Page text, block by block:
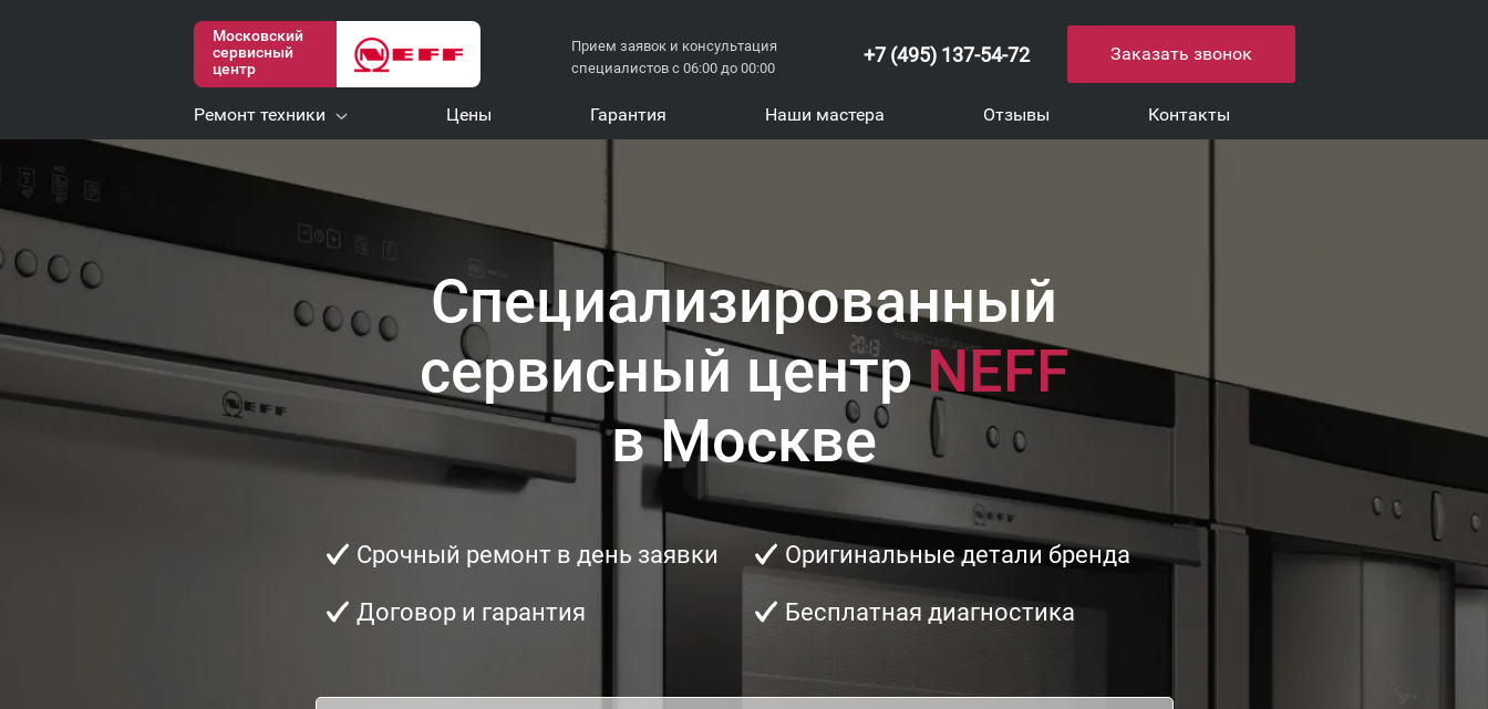
Московский
сервисный
центр
Прием заявок и консультация
специалистов с 06:00 до 00:00
+7 (495) 137-54-72 Заказать звонок
Ремонт техники Цены Гарантия Наши мастера Отзывы Контакты
Специализированный
сервисный центрNEFF
в Москве
Срочный ремонт в день заявки Оригинальные детали бренда
Договор и гарантия Бесплатная диагностика